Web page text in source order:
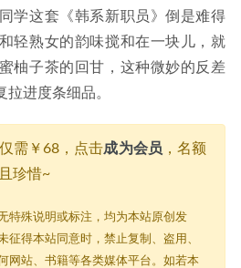
学这套《韩系新职员》倒是难得
轻熟女的韵味搅和在一块儿，就
柚子茶的回甘，这种微妙的反差
进度条细品。
需￥68，点击成为会员 ，名额
珍惜~
特殊说明或标注，均为本站原创发
征得本站同意时，禁止复制、盗用、
网站、书籍等各类媒体平台。如若本